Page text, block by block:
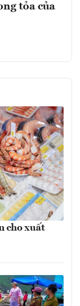
tỏa của
cho xuất